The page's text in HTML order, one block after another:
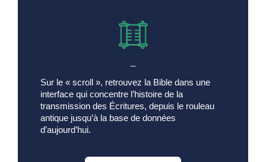
Sur le « scroll », retrouvez la Bible dans une
interface qui concentre l’histoire de la
transmission des Écritures, depuis le rouleau
antique jusqu’à la base de données
d’aujourd’hui.